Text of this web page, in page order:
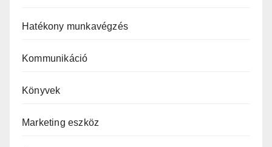
Hatékony munkavégzés
Kommunikáció
Könyvek
Marketing eszköz